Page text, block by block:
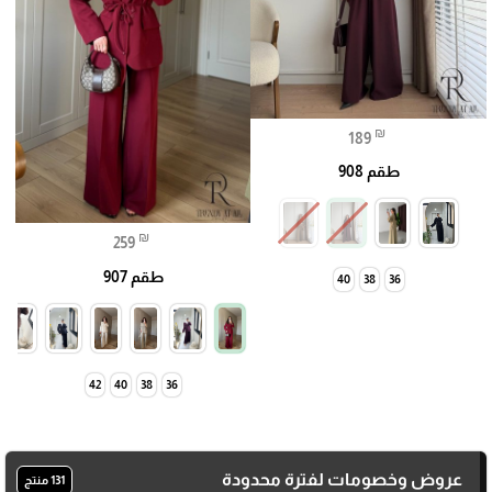
189 ₪
طقم 908
36
38
40
259 ₪
طقم 907
36
38
40
42
عروض وخصومات لفترة محدودة 131 منتج